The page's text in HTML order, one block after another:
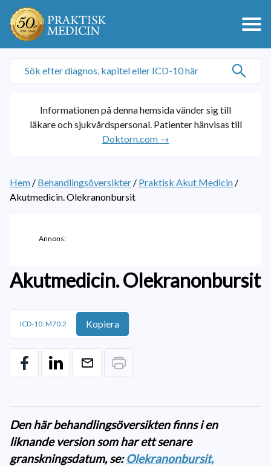
Informationen på denna hemsida vänder sig till
läkare och sjukvårdspersonal. Patienter hänvisas till
Doktorn.com →
Hem / Behandlingsöversikter / Praktisk Akut Medicin /
Akutmedicin. Olekranonbursit
Annons:
Akutmedicin. Olekranonbursit
ICD-10: M70.2 Kopiera
Den här behandlingsöversikten finns i en
liknande version som har ett senare
granskningsdatum, se:Olekranonbursit,